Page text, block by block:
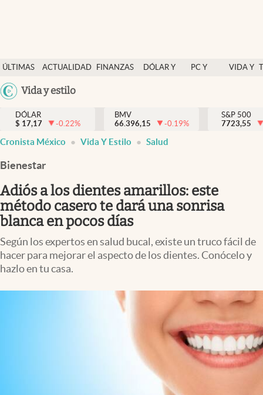
ÚLTIMAS
NOTICIAS
ACTUALIDAD
FINANZAS
DÓLAR Y
PC Y
VIDA Y
México
Vida y estilo
Actualidad
Finanzas y economía
Dólar y mercados
Pc y celular
Vida y estilo
Tv
Clima
Espiritualidad
DÓLAR
$ 17,17 -0.22%
BMV
66.396,15
-0.19%
S&P 500
7723,55
Cronista México Vida Y Estilo Salud
Bienestar
Adiós a los dientes amarillos: este
método casero te dará una sonrisa
blanca en pocos días
Según los expertos en salud bucal, existe un truco fácil de
hacer para mejorar el aspecto de los dientes. Conócelo y
hazlo en tu casa.